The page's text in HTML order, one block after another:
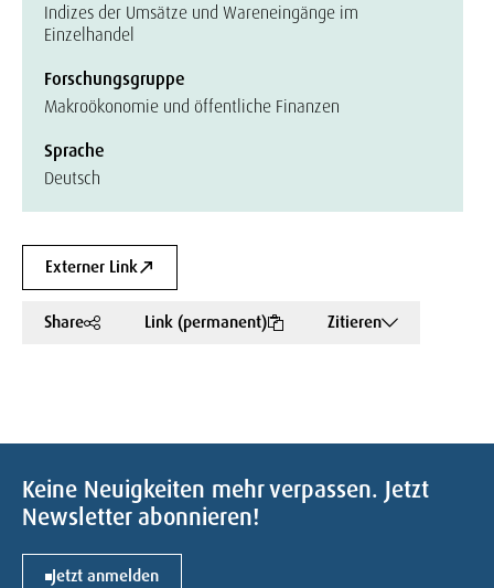
Indizes der Umsätze und Wareneingänge im
Einzelhandel
Forschungsgruppe
Makroökonomie und öffentliche Finanzen
Sprache
Deutsch
Externer Link
Share Link (permanent) Zitieren
Keine Neuigkeiten mehr verpassen. Jetzt
Newsletter abonnieren!
Jetzt anmelden